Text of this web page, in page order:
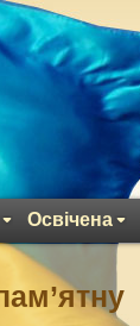
Освічена